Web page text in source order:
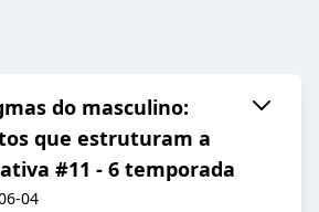
do masculino:
que estruturam a
#11 - 6 temporada
04